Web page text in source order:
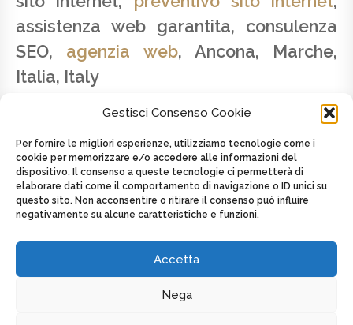
Gestisci Consenso Cookie
Per fornire le migliori esperienze, utilizziamo tecnologie come i
cookie per memorizzare e/o accedere alle informazioni del
dispositivo. Il consenso a queste tecnologie ci permetterà di
elaborare dati come il comportamento di navigazione o ID unici su
questo sito. Non acconsentire o ritirare il consenso può influire
negativamente su alcune caratteristiche e funzioni.
Accetta
Nega
assistenza web garantita, consulenza
SEO, agenzia web, Ancona, Marche,
Italia, Italy
SAVINO LATTANZIO - P.IVA 02179820424 -
CELL. +39 347.2625439
Posted on
Tagged asAGENZIA WEB,Italia,Italy,Web agency,Web agency,
DISPLAY FOOTER